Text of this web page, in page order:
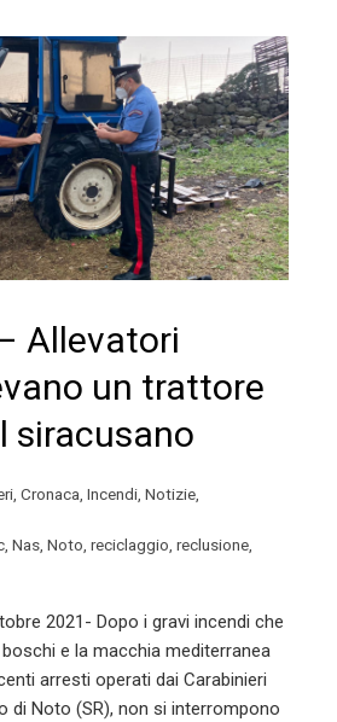
Allevatori
un trattore
siracusano
Cronaca Incendi Notizie
Nas Noto reciclaggio reclusione
2021- Dopo i gravi incendi che
e la macchia mediterranea
arresti operati dai Carabinieri
di Noto (SR), non si interrompono